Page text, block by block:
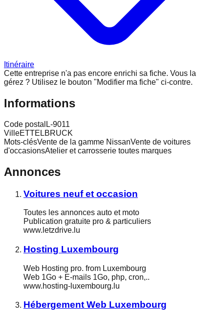
Itinéraire
Cette entreprise n'a pas encore enrichi sa fiche. Vous la
gérez ? Utilisez le bouton "Modifier ma fiche" ci-contre.
Informations
Code postal L-9011
VilleETTELBRUCK
Mots-clésVente de la gamme NissanVente de voitures
d'occasionsAtelier et carrosserie toutes marques
Annonces
Voitures neuf et occasion
Toutes les annonces auto et moto
Publication gratuite pro & particuliers
www.letzdrive.lu
Hosting Luxembourg
Web Hosting pro. from Luxembourg
Web 1Go + E-mails 1Go, php, cron,..
www.hosting-luxembourg.lu
Hébergement Web Luxembourg